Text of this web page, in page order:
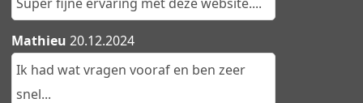
Mathieu 20.12.2024
Ik had wat vragen vooraf en ben zeer
snel...